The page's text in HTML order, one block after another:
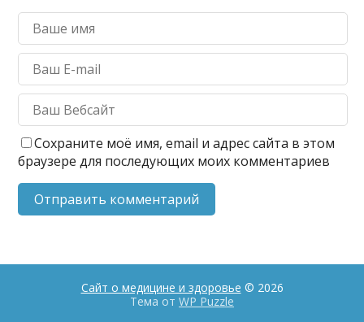
Сохраните моё имя, email и адрес сайта в этом
браузере для последующих моих комментариев
Сайт о медицине и здоровье © 2026
Тема от WP Puzzle